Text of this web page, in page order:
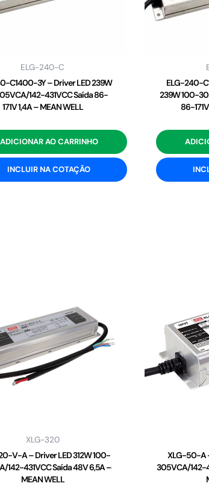
ELG-240-C
C1400-3Y – Driver LED 239W
142-431VCC Saída 86-
171V 1,4A – MEAN WELL
ADICIONAR AO CARRINHO
INCLUIR NA COTAÇÃO
ELG-240-
239W 100-
86-
XLG-320
V-A – Driver LED 312W 100-
142-431VCC Saída 48V 6,5A –
MEAN WELL
XLG-50-A
305VCA/142-